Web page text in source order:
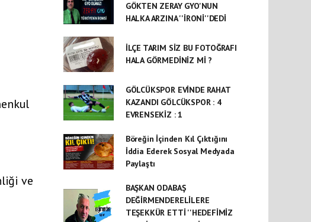
ve
GÖKTEN ZERAY GYO'NUN
HALKA ARZINA ''İRONİ''DEDİ
İLÇE TARIM SİZ BU FOTOĞRAFI
HALA GÖRMEDİNİZ Mİ ?
GÖLCÜKSPOR EVİNDE RAHAT
KAZANDI GÖLCÜKSPOR : 4
EVRENSEKİZ : 1
Böreğin İçinden Kıl Çıktığını
İddia Ederek Sosyal Medyada
Paylaştı
BAŞKAN ODABAŞ
DEĞİRMENDERELİLERE
TEŞEKKÜR ETTİ ''HEDEFİMİZ